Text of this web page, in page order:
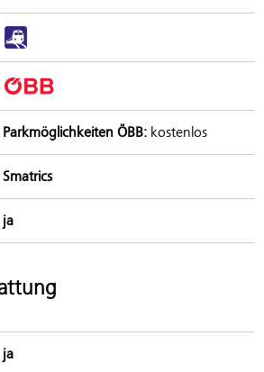
Parkmöglichkeiten ÖBB: kostenlos
Smatrics
ja
ja